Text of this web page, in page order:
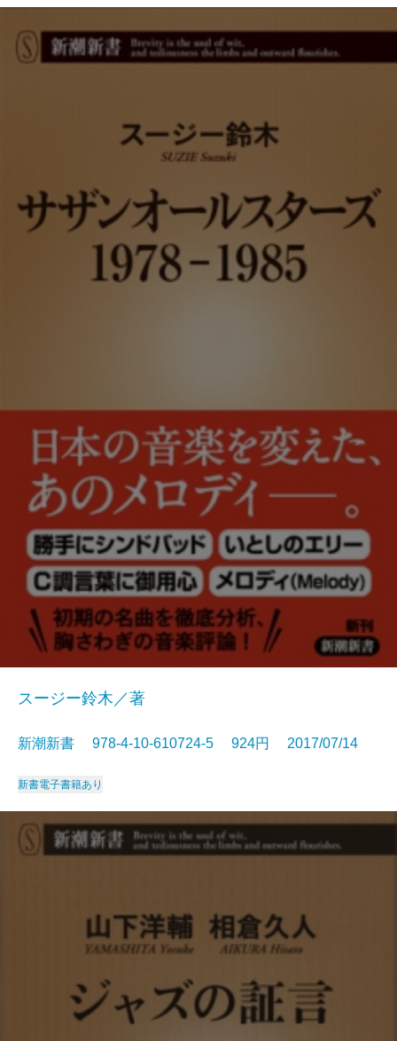
スージー鈴木／著
新潮新書 978-4-10-610724-5 924円 2017/07/14
新書電子書籍あり